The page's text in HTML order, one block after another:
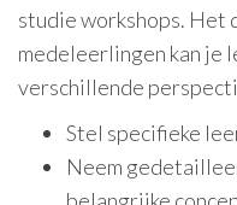
studie workshops. Het
medeleerlingen kan je
verschillende
Stel specifieke
Neem